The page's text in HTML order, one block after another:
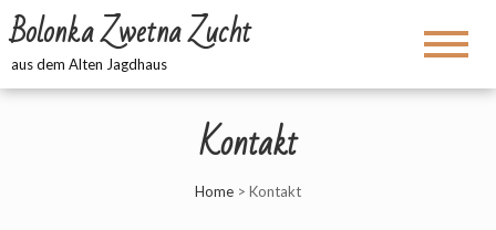
Bolonka Zwetna Zucht
aus dem Alten Jagdhaus
Kontakt
Home > Kontakt